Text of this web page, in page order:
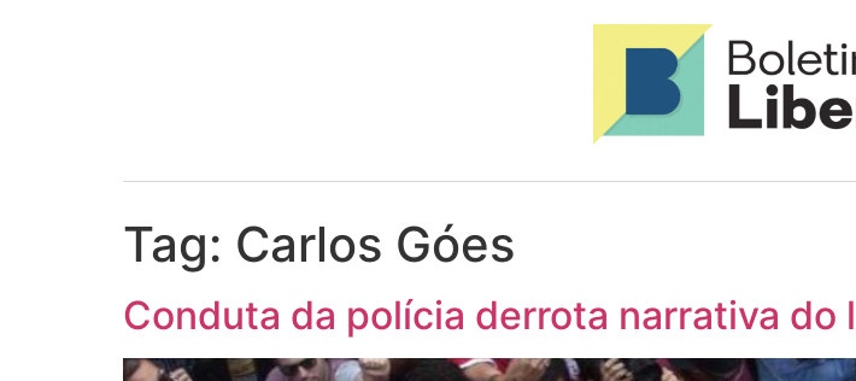
Tag: Carlos Góes
Conduta da polícia derrota narrativa do